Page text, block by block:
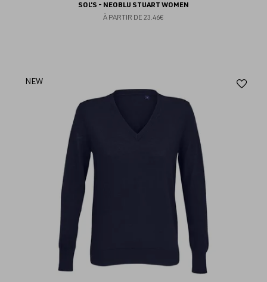
SOL'S - NEOBLU STUART WOMEN
À PARTIR DE 23.46€
NEW